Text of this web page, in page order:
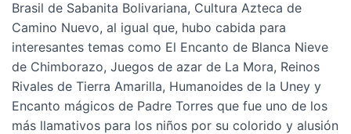
Brasil de Sabanita Bolivariana, Cultura Azteca de
Camino Nuevo, al igual que, hubo cabida para
interesantes temas como El Encanto de Blanca Nieve
de Chimborazo, Juegos de azar de La Mora, Reinos
Rivales de Tierra Amarilla, Humanoides de la Uney y
Encanto mágicos de Padre Torres que fue uno de los
más llamativos para los niños por su colorido y alusión